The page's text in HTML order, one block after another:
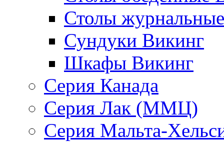
Столы
Сундуки Викинг
Шкафы Викинг
Серия Канада
Серия Лак (ММЦ)
Серия Мальта-